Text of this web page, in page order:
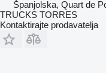
Španjolska, Quart de
TRUCKS TORRES
Kontaktirajte prodavatelja